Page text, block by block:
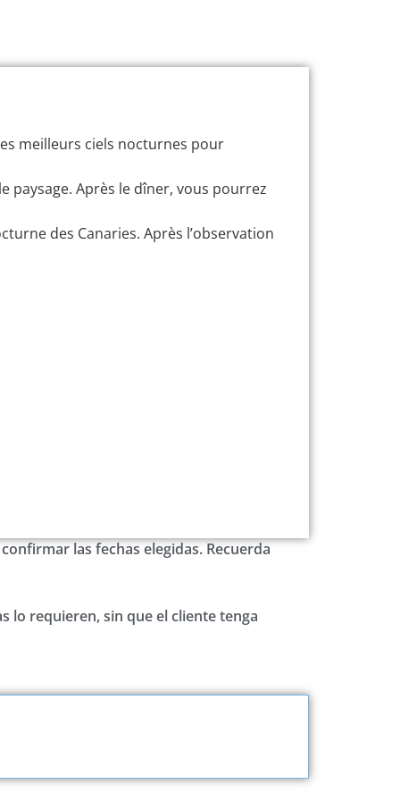
meilleurs ciels nocturnes pour
Après le dîner, vous pourrez
des Canaries. Après l’observation
las fechas elegidas. Recuerda
lo requieren, sin que el cliente tenga